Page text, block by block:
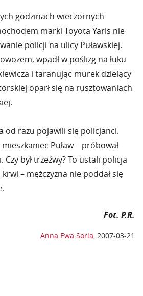
godzinach wieczornych
marki Toyota Yaris nie
policji na ulicy Puławskiej.
wpadł w poślizg na łuku
i taranując murek dzielący
oparł się na rusztowaniach
od razu pojawili się policjanci.
Puław – próbował
Czy był trzeźwy? To ustali policja
– mężczyzna nie poddał się
Fot. P.R.
Anna Ewa Soria, 2007-03-21